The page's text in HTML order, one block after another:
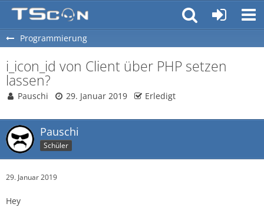
Programmierung
i_icon_id von Client über PHP setzen
lassen?
Pauschi 29. Januar 2019 Erledigt
Pauschi
Schüler
29. Januar 2019
Hey